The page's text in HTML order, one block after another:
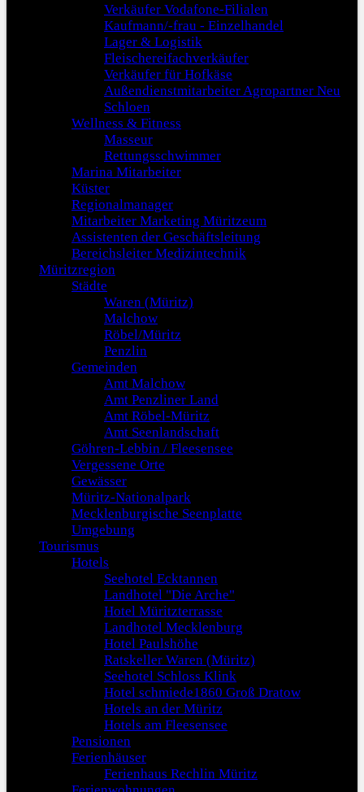
Verkäufer Vodafone-Filialen
Kaufmann/-frau - Einzelhandel
Lager & Logistik
Fleischereifachverkäufer
Verkäufer für Hofkäse
Außendienstmitarbeiter Agropartner Neu
Schloen
Wellness & Fitness
Masseur
Rettungsschwimmer
Marina Mitarbeiter
Küster
Regionalmanager
Mitarbeiter Marketing Müritzeum
Assistenten der Geschäftsleitung
Bereichsleiter Medizintechnik
Müritzregion
Städte
Waren (Müritz)
Malchow
Röbel/Müritz
Penzlin
Gemeinden
Amt Malchow
Amt Penzliner Land
Amt Röbel-Müritz
Amt Seenlandschaft
Göhren-Lebbin / Fleesensee
Vergessene Orte
Gewässer
Müritz-Nationalpark
Mecklenburgische Seenplatte
Umgebung
Tourismus
Hotels
Seehotel Ecktannen
Landhotel "Die Arche"
Hotel Müritzterrasse
Landhotel Mecklenburg
Hotel Paulshöhe
Ratskeller Waren (Müritz)
Seehotel Schloss Klink
Hotel schmiede1860 Groß Dratow
Hotels an der Müritz
Hotels am Fleesensee
Pensionen
Ferienhäuser
Ferienhaus Rechlin Müritz